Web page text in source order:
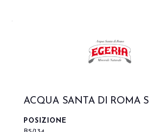
ACQUA SANTA DI ROMA
POSIZIONE